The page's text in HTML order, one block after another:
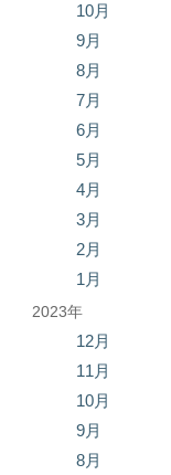
10月
9月
8月
7月
6月
5月
4月
3月
2月
1月
2023年
12月
11月
10月
9月
8月